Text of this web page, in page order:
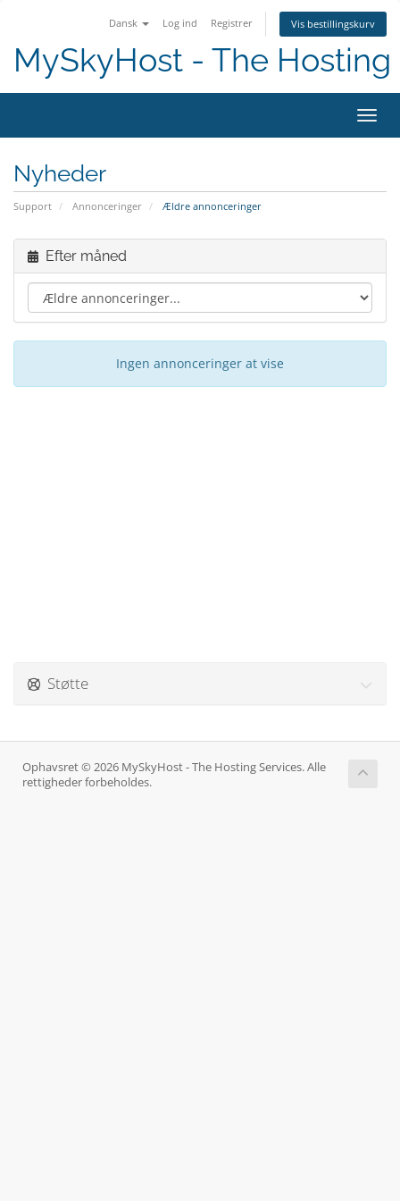
Dansk Log ind Registrer Vis bestillingskurv
MySkyHost - The Hosting
Skift
Nyheder
Support Annonceringer Ældre annonceringer
Efter måned
Ingen annonceringer at vise
Støtte
Ophavsret © 2026 MySkyHost - The Hosting Services. Alle
rettigheder forbeholdes.